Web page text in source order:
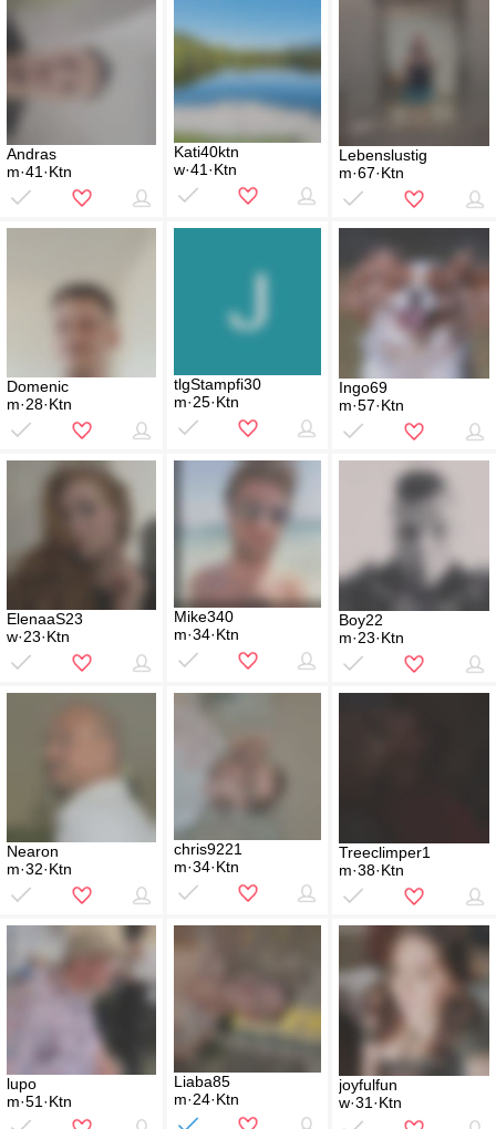
Andras
m·41·Ktn
Kati40ktn
w·41·Ktn
Lebenslustig
m·67·Ktn
Domenic
m·28·Ktn
tlgStampfi30
m·25·Ktn
Ingo69
m·57·Ktn
ElenaaS23
w·23·Ktn
Mike340
m·34·Ktn
Boy22
m·23·Ktn
Nearon
m·32·Ktn
chris9221
m·34·Ktn
Treeclimper1
m·38·Ktn
lupo
m·51·Ktn
Liaba85
m·24·Ktn
joyfulfun
w·31·Ktn